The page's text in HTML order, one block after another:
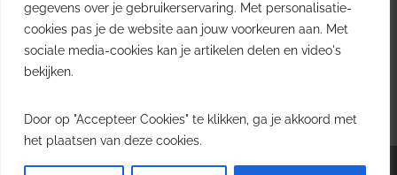
gegevens over je gebruikerservaring. Met personalisatie-
cookies pas je de website aan jouw voorkeuren aan. Met
sociale media-cookies kan je artikelen delen en video's
bekijken.
Door op "Accepteer Cookies" te klikken, ga je akkoord met
het plaatsen van deze cookies.
Ontvang je gratis
wekelijkse update
Uitschrijven kan altijd.